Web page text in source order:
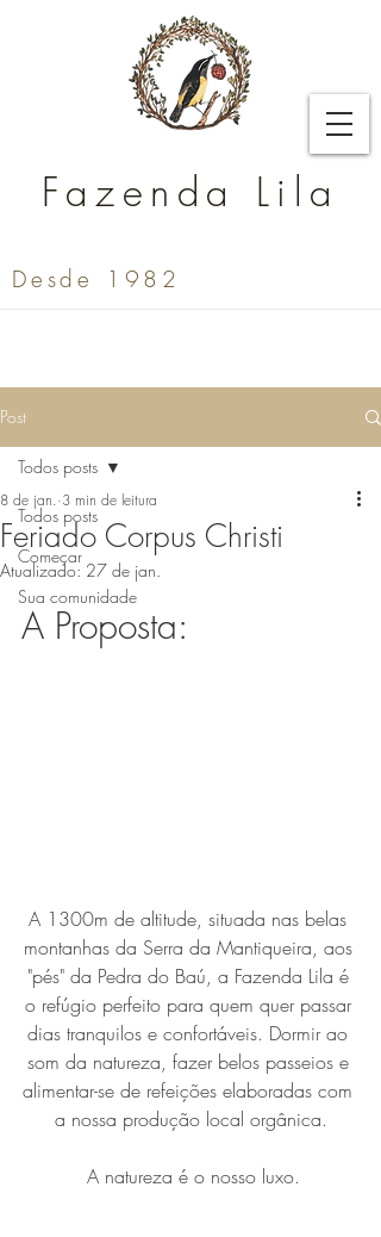
Fazenda Lila
Desde 1982
Post
Todos posts
Começar
Sua comunidade
Todos posts
Feriado Corpus Christi
8 de jan. 3 min de leitura
Atualizado: 27 de jan.
A Proposta:
A 1300m de altitude, situada nas belas
montanhas da Serra da Mantiqueira, aos
"pés" da Pedra do Baú, a Fazenda Lila é
o refúgio perfeito para quem quer passar
dias tranquilos e confortáveis. Dormir ao
som da natureza, fazer belos passeios e
alimentar-se de refeições elaboradas com
a nossa produção local orgânica.
A natureza é o nosso luxo.